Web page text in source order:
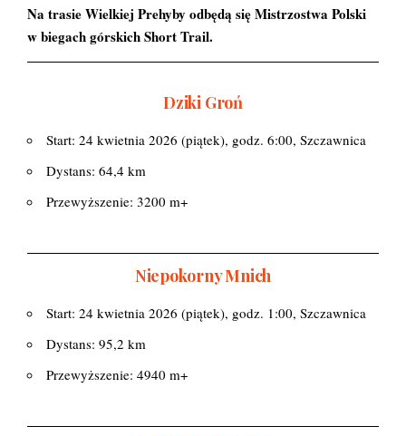
Na trasie Wielkiej Prehyby odbędą się Mistrzostwa Polski
w biegach górskich Short Trail.
Dziki Groń
Start: 24 kwietnia 2026 (piątek), godz. 6:00, Szczawnica
Dystans: 64,4 km
Przewyższenie: 3200 m+
Niepokorny Mnich
Start: 24 kwietnia 2026 (piątek), godz. 1:00, Szczawnica
Dystans: 95,2 km
Przewyższenie: 4940 m+